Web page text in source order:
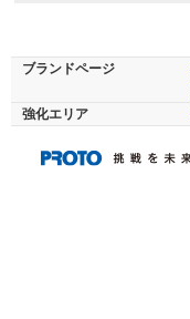
ブランドページ
強化エリア